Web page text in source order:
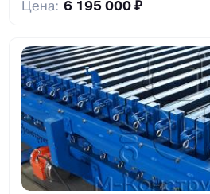
Цена: 6 195 000 ₽